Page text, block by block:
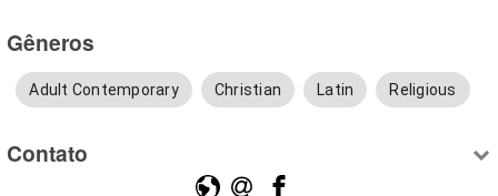
Gêneros
Adult Contemporary Christian Latin Religious
Contato